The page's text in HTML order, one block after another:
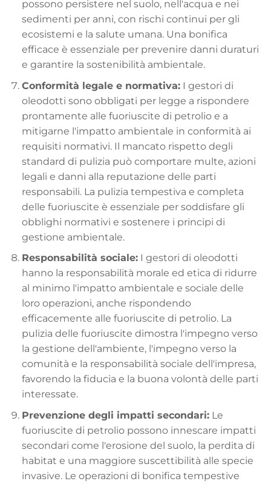
possono persistere nel suolo, nell'acqua e nei
sedimenti per anni, con rischi continui per gli
ecosistemi e la salute umana. Una bonifica
efficace è essenziale per prevenire danni duraturi
e garantire la sostenibilità ambientale.
Conformità legale e normativa:I gestori di
oleodotti sono obbligati per legge a rispondere
prontamente alle fuoriuscite di petrolio e a
mitigarne l'impatto ambientale in conformità ai
requisiti normativi. Il mancato rispetto degli
standard di pulizia può comportare multe, azioni
legali e danni alla reputazione delle parti
responsabili. La pulizia tempestiva e completa
delle fuoriuscite è essenziale per soddisfare gli
obblighi normativi e sostenere i principi di
gestione ambientale.
Responsabilità sociale:I gestori di oleodotti
hanno la responsabilità morale ed etica di ridurre
al minimo l'impatto ambientale e sociale delle
loro operazioni, anche rispondendo
efficacemente alle fuoriuscite di petrolio. La
pulizia delle fuoriuscite dimostra l'impegno verso
la gestione dell'ambiente, l'impegno verso la
comunità e la responsabilità sociale dell'impresa,
favorendo la fiducia e la buona volontà delle parti
interessate.
Prevenzione degli impatti secondari:Le
fuoriuscite di petrolio possono innescare impatti
secondari come l'erosione del suolo, la perdita di
habitat e una maggiore suscettibilità alle specie
invasive. Le operazioni di bonifica tempestive